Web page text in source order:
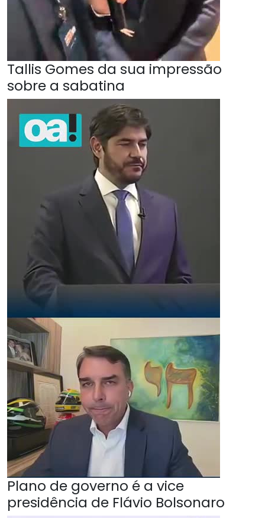
Tallis Gomes da sua impressão
sobre a sabatina
Plano de governo é a vice
presidência de Flávio Bolsonaro